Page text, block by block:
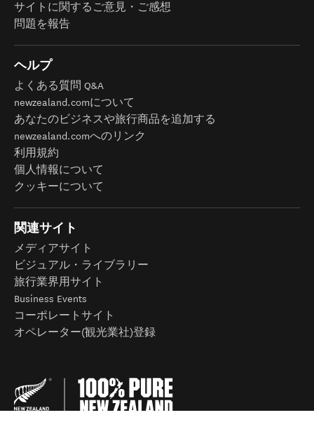
サイトに関するご意見・ご感想
問題を報告
ヘルプ
よくある質問 Q&A
newzealand.comについて
あなたのビジネスや旅行商品を追加する
newzealand.comへのリンク
利用規約
個人情報について
クッキーについて
関連サイト
メディアサイト
ビジュアル・ライブラリー
旅行業界用サイト
Business Events
コーポレートサイト
オペレーター(観光業社)登録